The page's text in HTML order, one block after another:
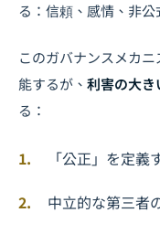
る：信頼、感情、非
このガバナンスメカ
能するが、 利害の大き
る：
「公正」を定
中立的な第三者